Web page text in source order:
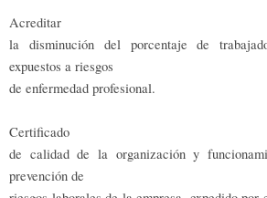
Acreditar
la disminución del porcentaje de
expuestos a riesgos
de enfermedad profesional.
Certificado
de calidad de la organización y
prevención de